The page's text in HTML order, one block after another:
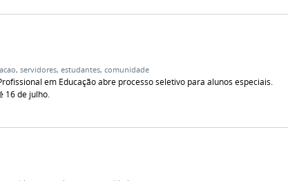
, servidores, estudantes, comunidade
em Educação abre processo seletivo para alunos especiais.
16 de julho.